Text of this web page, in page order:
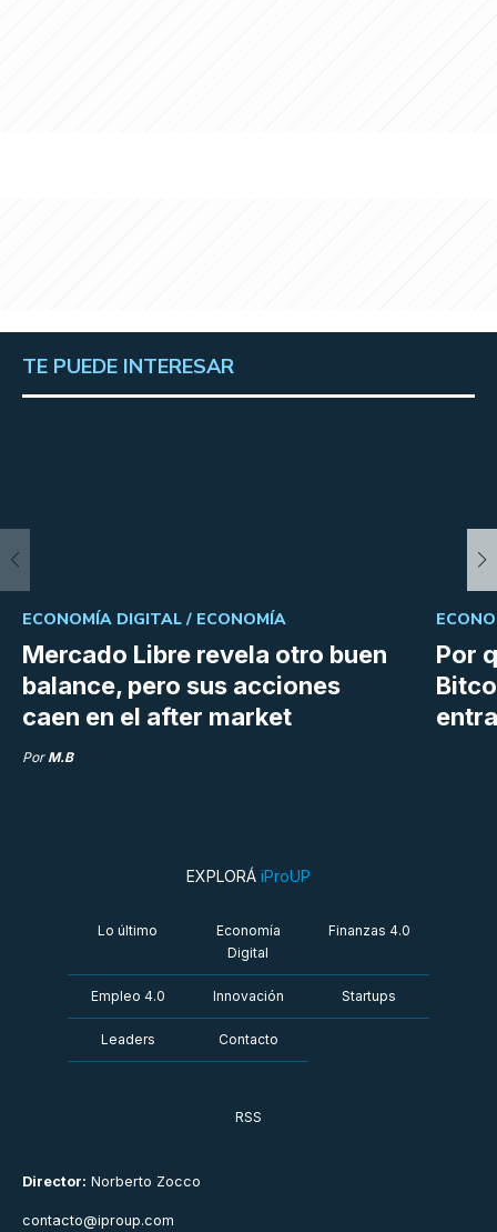
TE PUEDE INTERESAR
Mercado Libre revela otro buen
balance, pero sus acciones
caen en el after market
ECONOMÍA DIGITAL / ECONOMÍA
Por M.B
Por
Director: Norberto Zocco
contacto@iproup.com
EXPLORÁ iProUP
Lo último
Economía
Digital
Finanzas 4.0
Empleo 4.0 Innovación Startups
Leaders Contacto
RSS